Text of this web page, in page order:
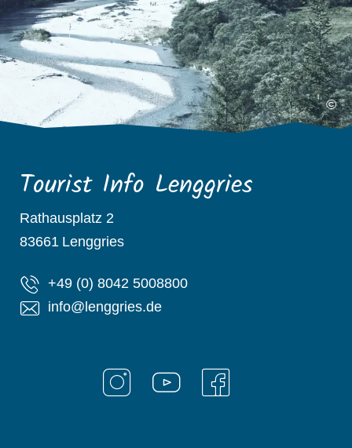
©
Tourist Info Lenggries
Rathausplatz 2
83661 Lenggries
+49 (0) 8042 5008800
info@lenggries.de